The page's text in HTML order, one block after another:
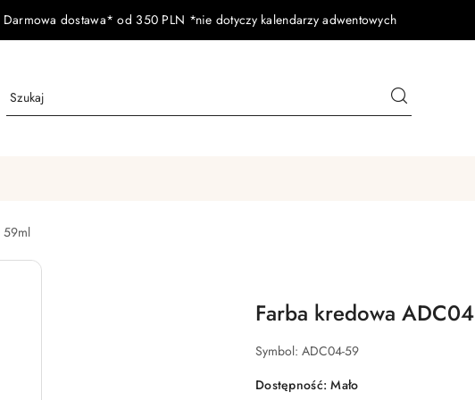
Darmowa dostawa* od 350 PLN *nie dotyczy kalendarzy adwentowych
59ml
Farba kredowa
Symbol: ADC04-59
Dostępność:Mało